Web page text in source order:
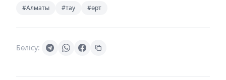
#Алматы #тау #өрт
Бөлісу: